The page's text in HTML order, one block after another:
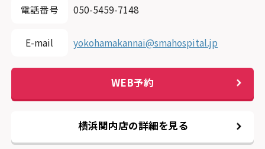
電話番号 050-5459-7148
E-mail yokohamakannai@smahospital.jp
WEB予約
横浜関内店の詳細を見る